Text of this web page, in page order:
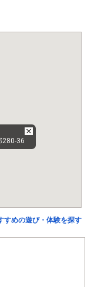
280-36
すめの遊び・体験を探す